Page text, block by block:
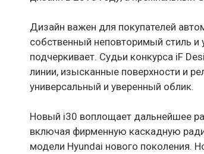
Дизайн важен для покупателей
собственный неповторимый стиль и
подчеркивает. Судьи конкурса iF
линии, изысканные поверхности и
универсальный и уверенный облик.
Новый i30 воплощает дальнейшее
включая фирменную каскадную
модели Hyundai нового поколения.